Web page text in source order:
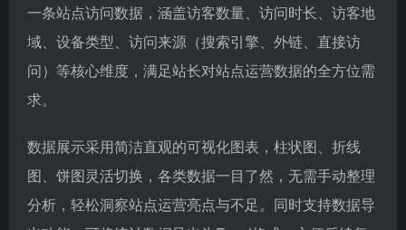
一条站点访问数据，涵盖访客数量、访问时长、访客地
域、设备类型、访问来源（搜索引擎、外链、直接访
问）等核心维度，满足站长对站点运营数据的全方位需
求。
数据展示采用简洁直观的可视化图表，柱状图、折线
图、饼图灵活切换，各类数据一目了然，无需手动整理
分析，轻松洞察站点运营亮点与不足。同时支持数据导